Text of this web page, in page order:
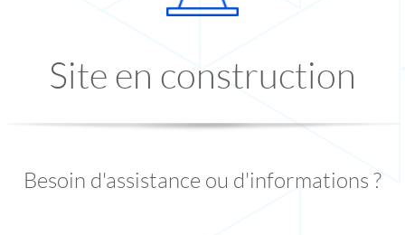
Site en construction
Besoin d'assistance ou d'informations ?